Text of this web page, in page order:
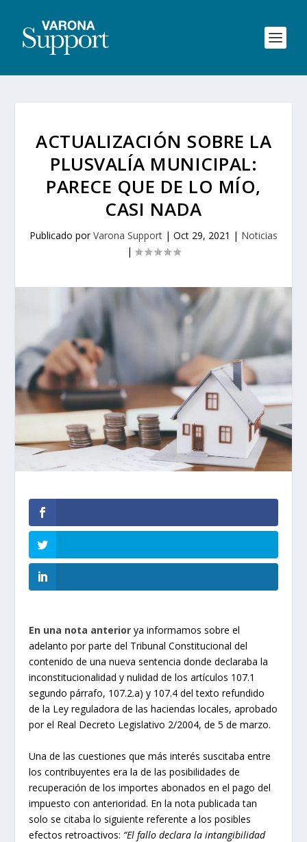
ACTUALIZACIÓN SOBRE LA
PLUSVALÍA MUNICIPAL:
PARECE QUE DE LO MÍO,
CASI NADA
Publicado porVarona Support | Oct 29, 2021 | Noticias
|
En una nota anterior ya informamos sobre el
adelanto por parte del Tribunal Constitucional del
contenido de una nueva sentencia donde declaraba la
inconstitucionalidad y nulidad de los artículos 107.1
segundo párrafo, 107.2.a) y 107.4 del texto refundido
de la Ley reguladora de las haciendas locales, aprobado
por el Real Decreto Legislativo 2/2004, de 5 de marzo.
Una de las cuestiones que más interés suscitaba entre
los contribuyentes era la de las posibilidades de
recuperación de los importes abonados en el pago del
impuesto con anterioridad. En la nota publicada tan
solo se citaba lo siguiente referente a los posibles
efectos retroactivos: “El fallo declara la intangibilidad